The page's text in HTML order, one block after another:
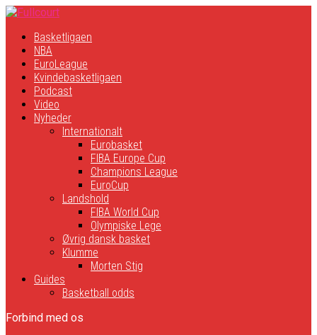
Basketligaen
NBA
EuroLeague
Kvindebasketligaen
Podcast
Video
Nyheder
Internationalt
Eurobasket
FIBA Europe Cup
Champions League
EuroCup
Landshold
FIBA World Cup
Olympiske Lege
Øvrig dansk basket
Klumme
Morten Stig
Guides
Basketball odds
Forbind med os